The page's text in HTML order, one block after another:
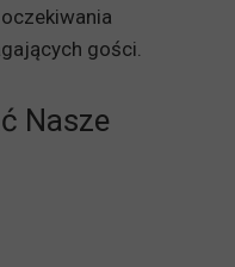
gości.
Nasze